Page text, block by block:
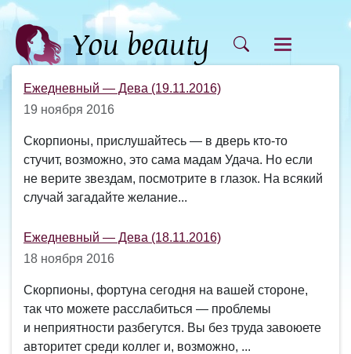
Ежедневный — Дева (19.11.2016)
19 ноября 2016
Скорпионы, прислушайтесь — в дверь кто-то
стучит, возможно, это сама мадам Удача. Но если
не верите звездам, посмотрите в глазок. На всякий
случай загадайте желание...
Ежедневный — Дева (18.11.2016)
18 ноября 2016
Скорпионы, фортуна сегодня на вашей стороне,
так что можете расслабиться — проблемы
и неприятности разбегутся. Вы без труда завоюете
авторитет среди коллег и, возможно, ...